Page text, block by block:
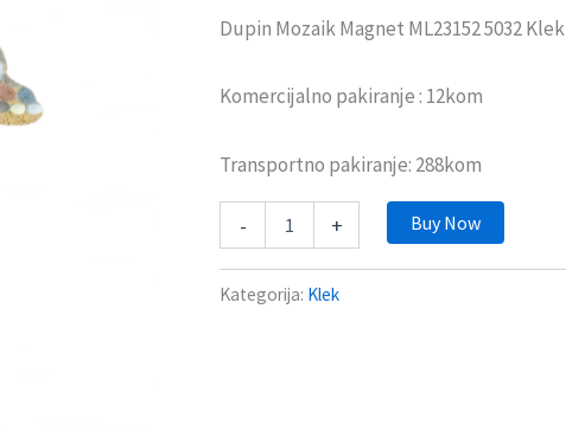
Dupin Mozaik Magnet ML23152 5032 Klek
Komercijalno pakiranje : 12kom
Transportno pakiranje: 288kom
- + Buy Now
Kategorija: Klek